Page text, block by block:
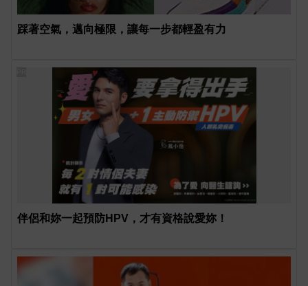
踩著空氣，邁向極限，讓每一步都輕盈有力
伴侶和妳一起預防HPV，才有資格說愛妳！